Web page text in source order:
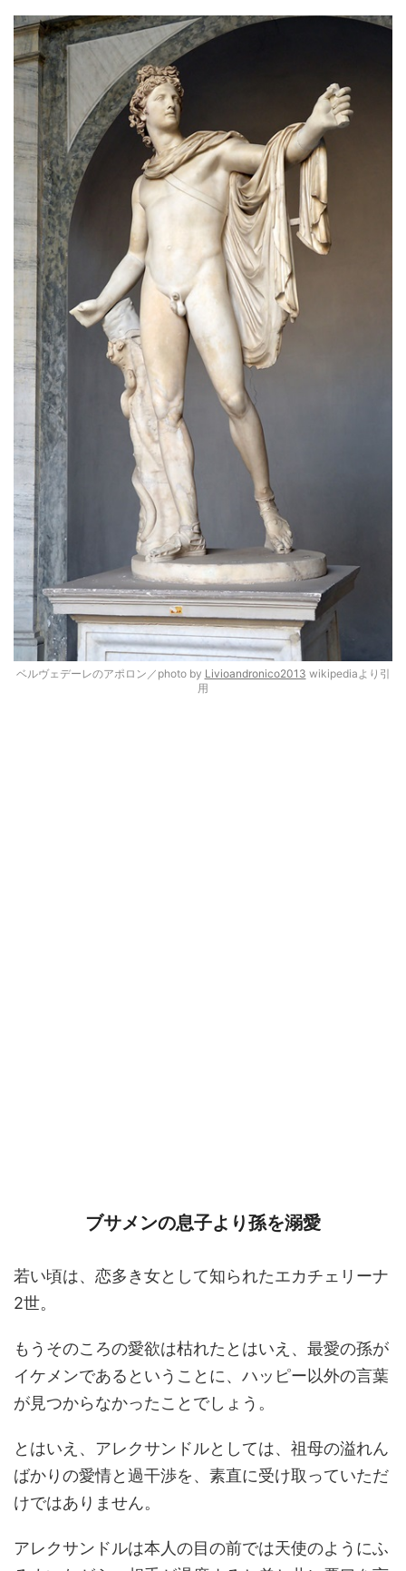
ベルヴェデーレのアポロン／photo by Livioandronico2013 wikipediaより引
用
ブサメンの息子より孫を溺愛
若い頃は、恋多き女として知られたエカチェリーナ
2世。
もうそのころの愛欲は枯れたとはいえ、最愛の孫が
イケメンであるということに、ハッピー以外の言葉
が見つからなかったことでしょう。
とはいえ、アレクサンドルとしては、祖母の溢れん
ばかりの愛情と過干渉を、素直に受け取っていただ
けではありません。
アレクサンドルは本人の目の前では天使のようにふ